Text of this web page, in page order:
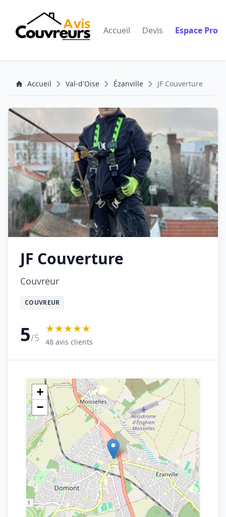
Accueil Devis Espace Pro
Accueil Val-d'Oise Ézanville JF Couverture
JF Couverture
Couvreur
COUVREUR
5/5
★★★★★
48 avis clients
+
−